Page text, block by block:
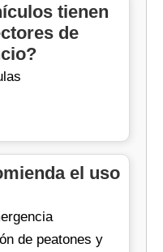
tienen
de
el uso
de peatones y